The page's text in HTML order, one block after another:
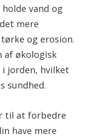
vand og
mere
og erosion.
af økologisk
jorden, hvilket
sundhed.
til at forbedre
have mere